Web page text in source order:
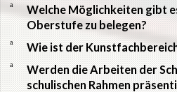
a
Welche Möglichkeiten gibt
Oberstufe zu belegen?
a Wie ist der
a
Werden die Arbeiten der
schulischen Rahmen